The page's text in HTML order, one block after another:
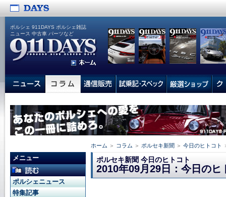
ポルシェ 911DAYS ポルシェ雑誌
ニュース 中古車 パーツなど
ホーム ＞ コラム ＞ ポルセキ新聞 ＞ 今日のヒトコト
ポルセキ新聞 今日のヒトコト
2010年09月29日：今日のヒ
メニュー
ポルシェニュース
特集記事